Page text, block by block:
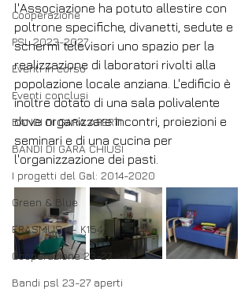
Cooperazione
PSL 2023-2027
Eventi in corso
Eventi conclusi
BANDI DI GARA APERTI
BANDI DI GARA CHIUSI
I progetti del Gal: 2014-2020
Green & Blue
ERASMUS+ - K154
Cooperazione 23-27
Bandi psl 23-27 aperti
l'Associazione ha potuto allestire con
poltrone specifiche, divanetti, sedute e
schermi televisori uno spazio per la
realizzazione di laboratori rivolti alla
popolazione locale anziana. L'edificio è
inoltre dotato di una sala polivalente
dove organizzare incontri, proiezioni e
seminari e di una cucina per
l'organizzazione dei pasti.